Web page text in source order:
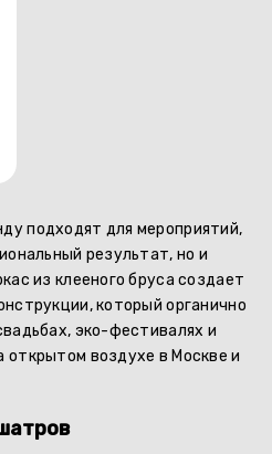
подходят для мероприятий,
результат, но и
из клееного бруса создает
который органично
эко-фестивалях и
воздухе в Москве и